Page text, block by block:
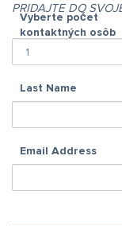
PRIDAJTE DO
Vyberte počet
kontaktných osôb
Last Name
Email Address